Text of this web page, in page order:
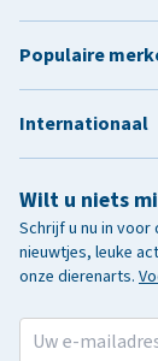
Wilt u niets
Schrijf u nu in
nieuwtjes, leuke
onze dierenarts.
Populaire
Internationaal